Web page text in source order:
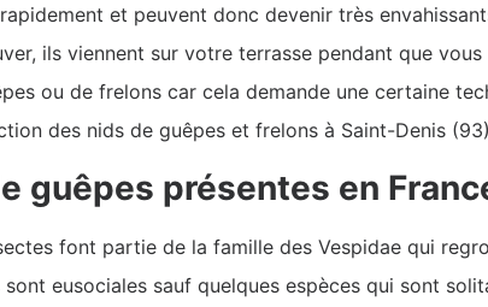
et peuvent donc devenir très
ils viennent sur votre terrasse pendant que
ou de frelons car cela demande une certaine
des nids de guêpes et frelons à Saint-Denis
guêpes présentes en
font partie de la famille des Vespidae qui
eusociales sauf quelques espèces qui sont